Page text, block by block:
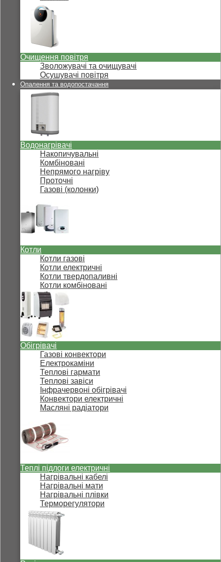
Очищення повітря
Зволожувачі та очищувачі
Осушувачі повітря
Опалення та водопостачання
Водонагрівачі
Накопичувальні
Комбіновані
Непрямого нагріву
Проточні
Газові (колонки)
Котли
Котли газові
Котли електричні
Котли твердопаливні
Котли комбіновані
Обігрівачі
Газові конвектори
Електрокаміни
Теплові гармати
Теплові завіси
Інфрачервоні обігрівачі
Конвектори електричні
Масляні радіатори
Теплі підлоги електричні
Нагрівальні кабелі
Нагрівальні мати
Нагрівальні плівки
Терморегулятори